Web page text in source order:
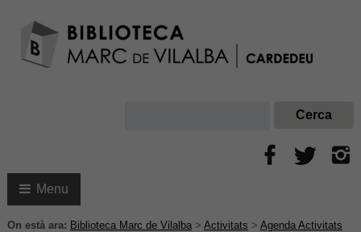
Menu
On està ara: Biblioteca Marc de Vilalba> Activitats > Agenda Activitats